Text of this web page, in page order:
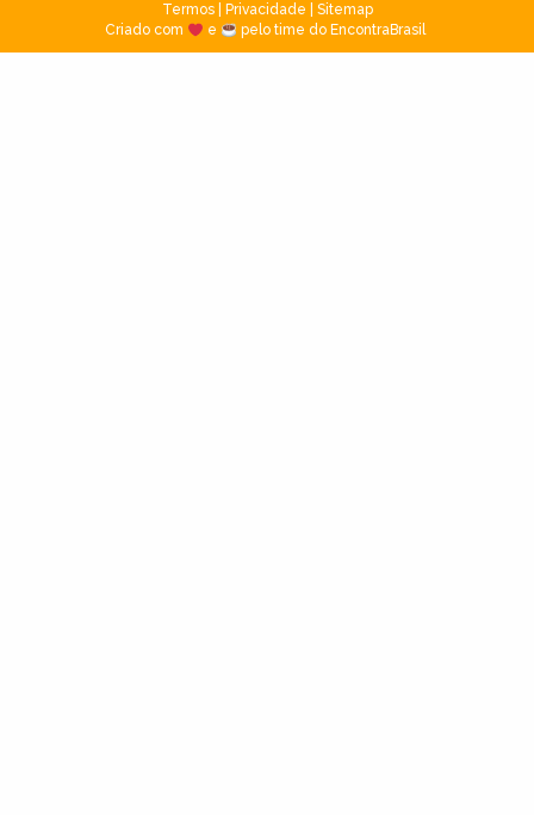
Termos| Privacidade
Sitemap
Criado com
e pelo time do EncontraBrasil